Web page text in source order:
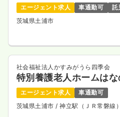
※経験6年の例
時間 8:30～17:30
気になる
オペ室(手術室)正・准看護師
エージェント求人 車通勤可
託
茨城県土浦市
社会福祉法人かすみがうら四季会
特別養護老人ホームは
エージェント求人
車通勤可
茨城県土浦市 / 神立駅（ＪＲ常磐線